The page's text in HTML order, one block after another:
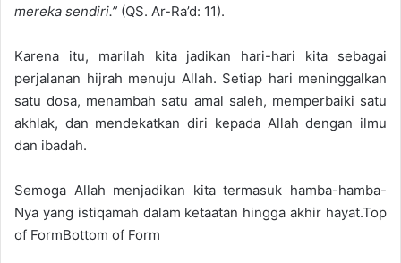
mereka sendiri.” (QS. Ar-Ra’d: 11).
Karena itu, marilah kita jadikan hari-hari kita sebagai
perjalanan hijrah menuju Allah. Setiap hari meninggalkan
satu dosa, menambah satu amal saleh, memperbaiki satu
akhlak, dan mendekatkan diri kepada Allah dengan ilmu
dan ibadah.
Semoga Allah menjadikan kita termasuk hamba-hamba-
Nya yang istiqamah dalam ketaatan hingga akhir hayat.Top
of FormBottom of Form